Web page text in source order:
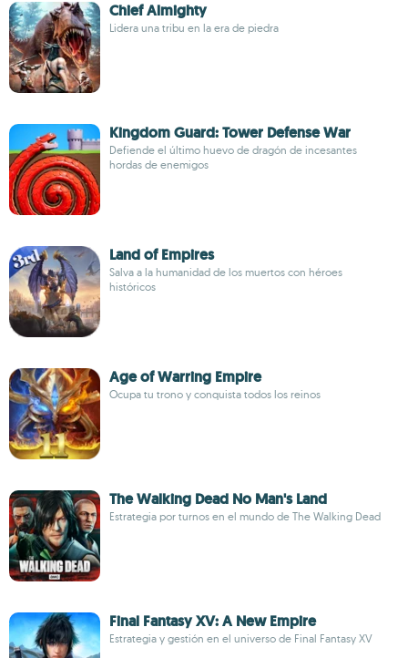
Chief Almighty
Lidera una tribu en la era de piedra
Kingdom Guard: Tower Defense War
Defiende el último huevo de dragón de incesantes
hordas de enemigos
Land of Empires
Salva a la humanidad de los muertos con héroes
históricos
Age of Warring Empire
Ocupa tu trono y conquista todos los reinos
The Walking Dead No Man's Land
Estrategia por turnos en el mundo de The Walking Dead
Final Fantasy XV: A New Empire
Estrategia y gestión en el universo de Final Fantasy XV